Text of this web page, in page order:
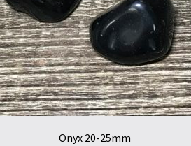
Onyx 20-25mm